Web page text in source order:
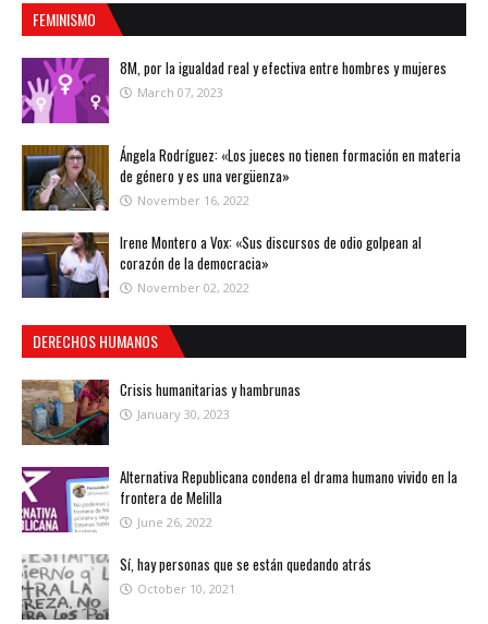
FEMINISMO
8M, por la igualdad real y efectiva entre hombres y mujeres
March 07, 2023
Ángela Rodríguez: «Los jueces no tienen formación en materia
de género y es una vergüenza»
November 16, 2022
Irene Montero a Vox: «Sus discursos de odio golpean al
corazón de la democracia»
November 02, 2022
DERECHOS HUMANOS
Crisis humanitarias y hambrunas
January 30, 2023
Alternativa Republicana condena el drama humano vivido en la
frontera de Melilla
June 26, 2022
Sí, hay personas que se están quedando atrás
October 10, 2021